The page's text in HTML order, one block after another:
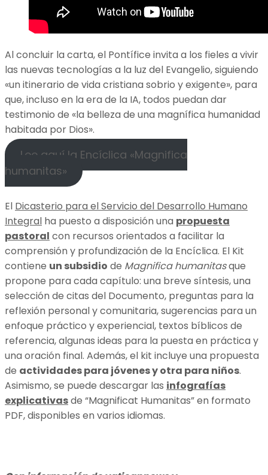
Al concluir la carta, el Pontífice invita a los fieles a vivir
las nuevas tecnologías a la luz del Evangelio, siguiendo
«un itinerario de vida cristiana sobrio y exigente», para
que, incluso en la era de la IA, todos puedan dar
testimonio de «la belleza de una magnífica humanidad
habitada por Dios».
Lee aquí la Encíclica «Magnifica
humanitas»
El Dicasterio para el Servicio del Desarrollo Humano
Integral ha puesto a disposición una propuesta
pastoral con recursos orientados a facilitar la
comprensión y profundización de la Encíclica. El Kit
contiene un subsidio de Magnifica humanitasque
propone para cada capítulo: una breve síntesis, una
selección de citas del Documento, preguntas para la
reflexión personal y comunitaria, sugerencias para un
enfoque práctico y experiencial, textos bíblicos de
referencia, algunas ideas para la puesta en práctica y
una oración final. Además, el kit incluye una propuesta
de actividades para jóvenes y otra para niños.
Asimismo, se puede descargar las infografías
explicativasde “Magnificat Humanitas” en formato
PDF, disponibles en varios idiomas.